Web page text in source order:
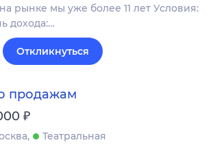
рынке мы уже более 11 лет Условия:
дохода:…
Откликнуться
продажам
₽
Театральная